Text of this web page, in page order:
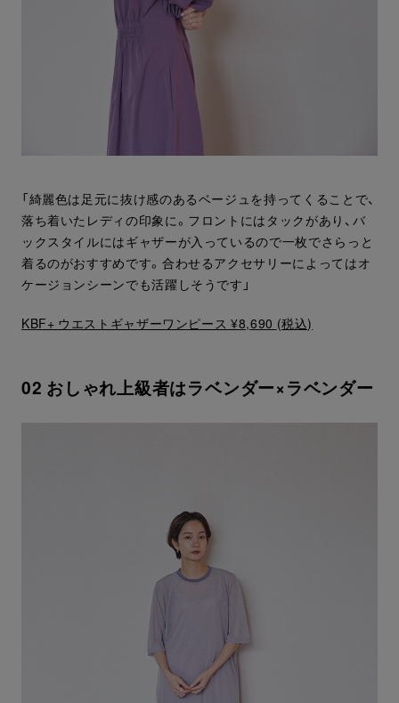
「綺麗色は足元に抜け感のあるベージュを持ってくることで、
落ち着いたレディの印象に。フロントにはタックがあり、バ
ックスタイルにはギャザーが入っているので一枚でさらっと
着るのがおすすめです。合わせるアクセサリーによってはオ
ケージョンシーンでも活躍しそうです」
KBF+ ウエストギャザーワンピース ¥8,690 (税込)
02 おしゃれ上級者はラベンダー×ラベンダー